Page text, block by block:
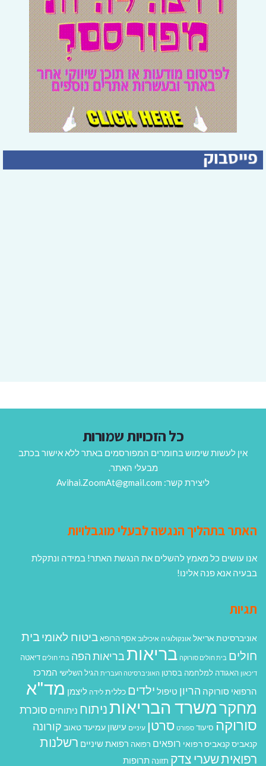
כל הזכויות שמורות
אין לעשות שימוש בחומרים המפורסמים באתר ללא אישור בכתב
מבעלי האתר.
ליצירת קשר: Avihai.ZoomAt@gmail.com
האתר בתהליך הנגשה לבעלי מוגבלויות
אנו עושים כל מאמץ להשלים את הנגשת האתר! במידה ונתקלת
בבעיה אנא פנה אלינו!
תגיות
אוניברסיטת אריאל אונקולוגיה איכילוב אסף הרופא ביטוח לאומיבית
חולים בית חולים סורוקה בריאותבריאות הפה בתי חולים דיאטה
דיכאון האגודה למלחמה בסרטן האוניברסיטה העברית הגיל השלישי המרכז
הרפואי סורוקה הריון טיפול ילדים כללית לידה ליצמן מד"א
מחקרמשרד הבריאותניתוח ניתוחים סוכרת
סורוקה סיעוד ספורט סרטן עיניים עישון עמיעד טאוב קורונה
קנאביסקנאביס רפואי רופאים רפואה רפואת שיניים רשלנות
רפואיתשערי צדק תזונה תרופות